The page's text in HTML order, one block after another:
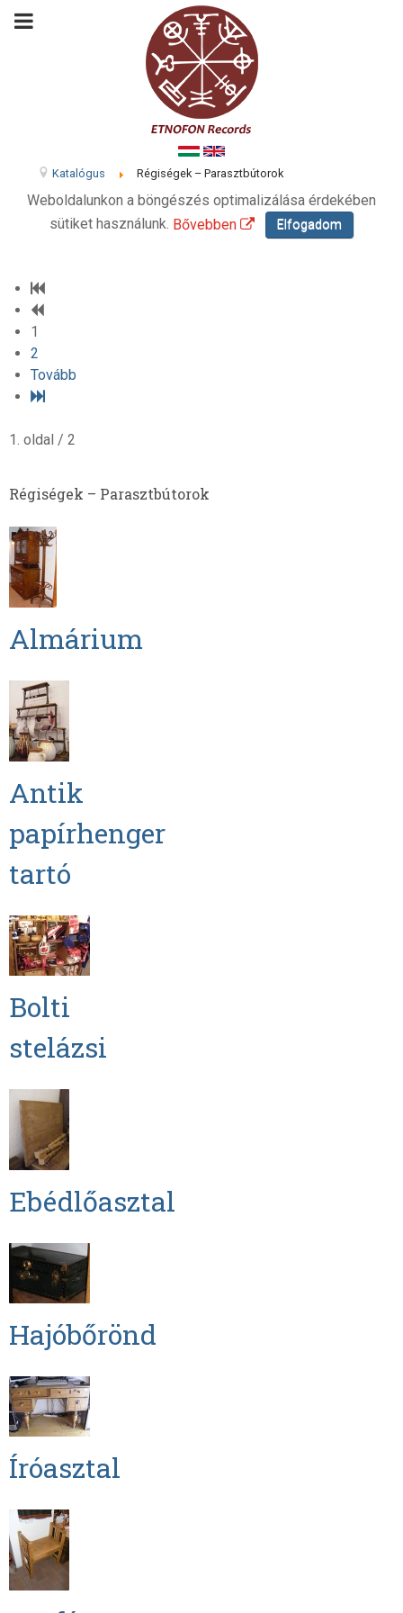
Katalógus Régiségek – Parasztbútorok
Weboldalunkon a böngészés optimalizálása érdekében
sütiket használunk. Bővebben Elfogadom
1
2
Tovább
1. oldal / 2
Régiségek – Parasztbútorok
Almárium
Antik
papírhenger
tartó
Bolti
stelázsi
Ebédlőasztal
Hajóbőrönd
Íróasztal